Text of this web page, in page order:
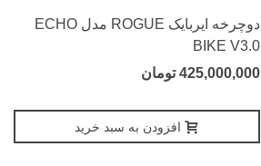
دوچرخه ایربایک ROGUE مدل ECHO
BIKE V3.0
425,000,000 تومان
افزودن به سبد خرید